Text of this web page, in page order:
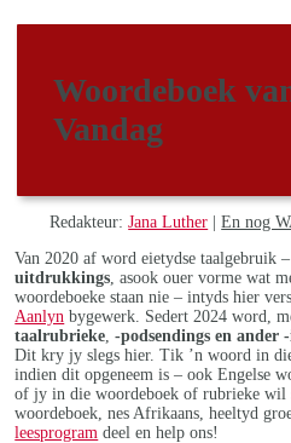
Woordeboek
Vandag
Redakteur:Jana Luther |En nog
Van 2020 af word eietydse taalgebruik
uitdrukkings , asook ouer vorme wat
woordeboeke staan nie – intyds hier
Aanlyn bygewerk. Sedert 2024 word,
taalrubrieke ,-podsendings en ander -
Dit kry jy slegs hier. Tik ’n woord in
indien dit opgeneem is – ook Engelse
of jy in die woordeboek of rubrieke wil
woordeboek, nes Afrikaans, heeltyd
leesprogram deel en help ons!